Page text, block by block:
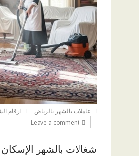
عاملات بالشهر بالرياض ارقام
Leave a comment
شغالات بالشهر الإسكان الرياض